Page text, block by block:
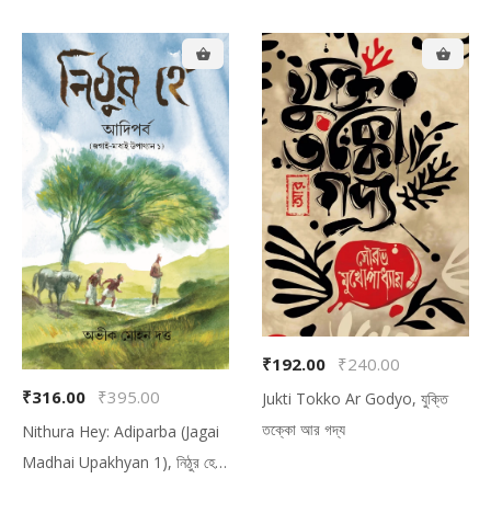
₹316.00 ₹395.00
Nithura Hey: Adiparba (Jagai
Madhai Upakhyan 1), নিঠুর হে:
₹192.00 ₹240.00
Jukti Tokko Ar Godyo, যুক্তি
তক্কো আর গদ্য